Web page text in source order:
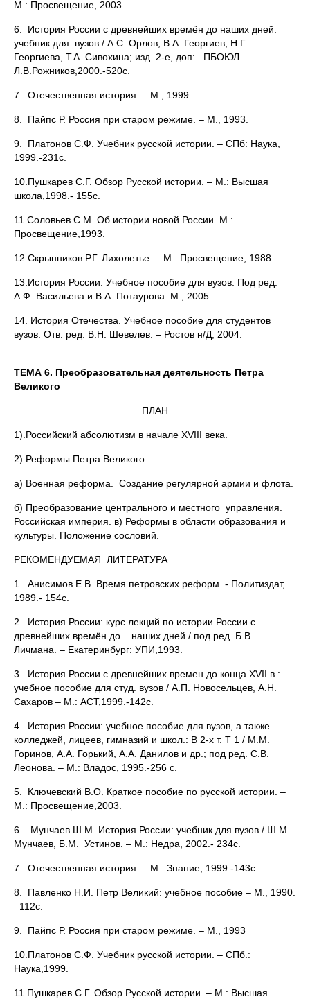
М.: Просвещение, 2003.
6. История России с древнейших времён до наших дней:
учебник для вузов / А.С. Орлов, В.А. Георгиев, Н.Г.
Георгиева, Т.А. Сивохина; изд. 2-е, доп: –ПБОЮЛ
Л.В.Рожников,2000.-520с.
7. Отечественная история. – М., 1999.
8. Пайпс Р. Россия при старом режиме. – М., 1993.
9. Платонов С.Ф. Учебник русской истории. – СПб: Наука,
1999.-231с.
10.Пушкарев С.Г. Обзор Русской истории. – М.: Высшая
школа,1998.- 155с.
11.Соловьев С.М. Об истории новой России. М.:
Просвещение,1993.
12.Скрынников Р.Г. Лихолетье. – М.: Просвещение, 1988.
13.История России. Учебное пособие для вузов. Под ред.
А.Ф. Васильева и В.А. Потаурова. М., 2005.
14. История Отечества. Учебное пособие для студентов
вузов. Отв. ред. В.Н. Шевелев. – Ростов н/Д, 2004.
ТЕМА 6. Преобразовательная деятельность Петра
Великого
ПЛАН
1).Российский абсолютизм в начале XVIII века.
2).Реформы Петра Великого:
а) Военная реформа. Создание регулярной армии и флота.
б) Преобразование центрального и местного управления.
Российская империя. в) Реформы в области образования и
культуры. Положение сословий.
РЕКОМЕНДУЕМАЯ ЛИТЕРАТУРА
1. Анисимов Е.В. Время петровских реформ. - Политиздат,
1989.- 154с.
2. История России: курс лекций по истории России с
древнейших времён до наших дней / под ред. Б.В.
Личмана. – Екатеринбург: УПИ,1993.
3. История России с древнейших времен до конца XVII в.:
учебное пособие для студ. вузов / А.П. Новосельцев, А.Н.
Сахаров – М.: АСТ,1999.-142с.
4. История России: учебное пособие для вузов, а также
колледжей, лицеев, гимназий и школ.: В 2-х т. Т 1 / М.М.
Горинов, А.А. Горький, А.А. Данилов и др.; под ред. С.В.
Леонова. – М.: Владос, 1995.-256 с.
5. Ключевский В.О. Краткое пособие по русской истории. –
М.: Просвещение,2003.
6. Мунчаев Ш.М. История России: учебник для вузов / Ш.М.
Мунчаев, Б.М. Устинов. – М.: Недра, 2002.- 234с.
7. Отечественная история. – М.: Знание, 1999.-143с.
8. Павленко Н.И. Петр Великий: учебное пособие – М., 1990.
–112с.
9. Пайпс Р. Россия при старом режиме. – М., 1993
10.Платонов С.Ф. Учебник русской истории. – СПб.:
Наука,1999.
11.Пушкарев С.Г. Обзор Русской истории. – М.: Высшая